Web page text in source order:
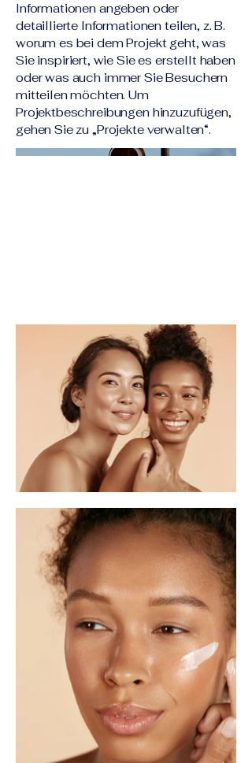
Informationen angeben oder
detaillierte Informationen teilen, z. B.
worum es bei dem Projekt geht, was
Sie inspiriert, wie Sie es erstellt haben
oder was auch immer Sie Besuchern
mitteilen möchten. Um
Projektbeschreibungen hinzuzufügen,
gehen Sie zu „Projekte verwalten“.